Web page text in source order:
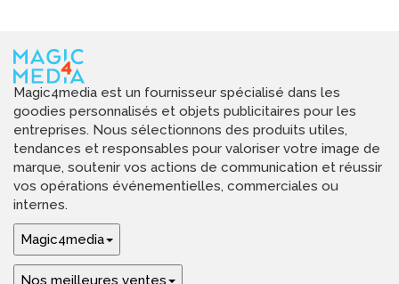
Magic4media est un fournisseur spécialisé dans les
goodies personnalisés et objets publicitaires pour les
entreprises. Nous sélectionnons des produits utiles,
tendances et responsables pour valoriser votre image de
marque, soutenir vos actions de communication et réussir
vos opérations événementielles, commerciales ou
internes.
Magic4media
Nos meilleures ventes